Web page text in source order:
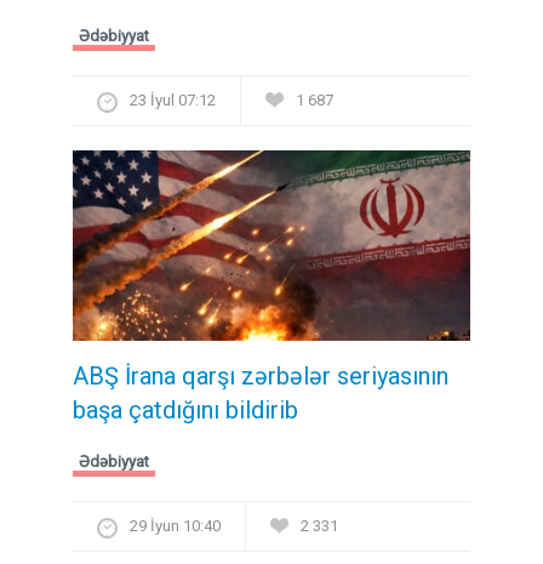
Ədəbiyyat
23 İyul 07:12 1 687
ABŞ İrana qarşı zərbələr seriyasının
başa çatdığını bildirib
Ədəbiyyat
29 İyun 10:40 2 331